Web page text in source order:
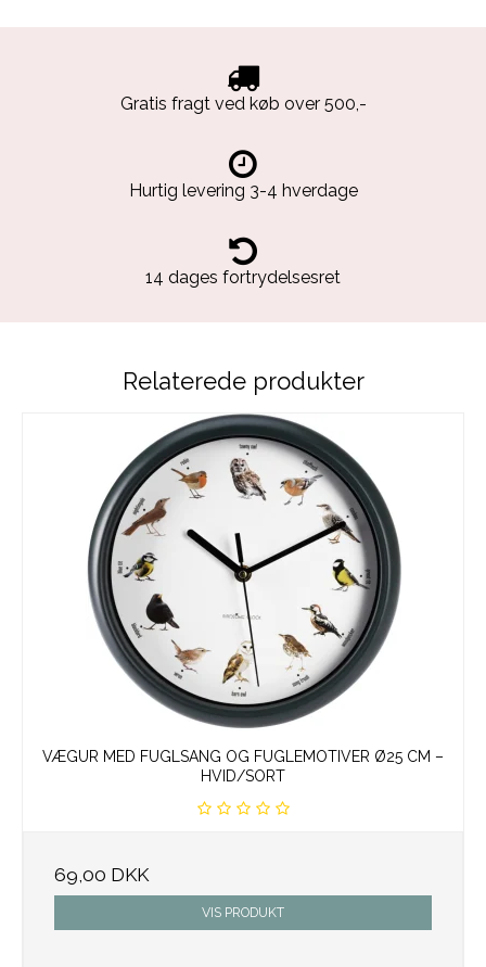
Gratis fragt ved køb over 500,-
Hurtig levering 3-4 hverdage
14 dages fortrydelsesret
Relaterede produkter
VÆGUR MED FUGLSANG OG FUGLEMOTIVER Ø25 CM –
HVID/SORT
69,00 DKK
VIS PRODUKT